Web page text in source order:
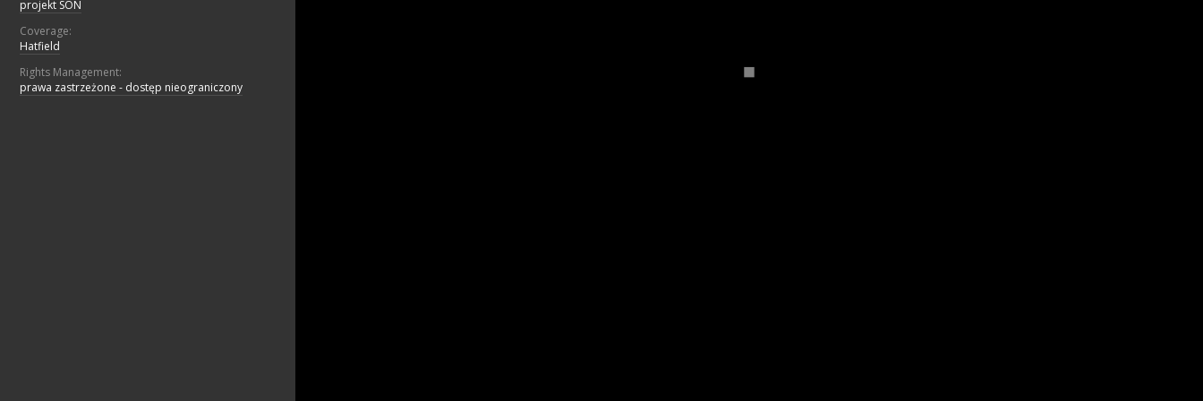
projekt SON
Coverage:
Hatfield
Rights Management:
prawa zastrzeżone - dostęp nieograniczony